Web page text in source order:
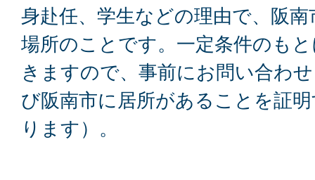
身赴任、学生などの理由で、阪
場所のことです。一定条件のも
きますので、事前にお問い合わ
び阪南市に居所があることを証
ります）。